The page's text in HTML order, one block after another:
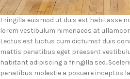
Fringilla euismod ut duis est habitasse
lorem vestibulum himenaeos at
Lectus est luctus cum dictumst duis
mattis penatibus eget praesent
habitant adipiscing a fringilla sed.
penatibus molestie a posuere inceptos